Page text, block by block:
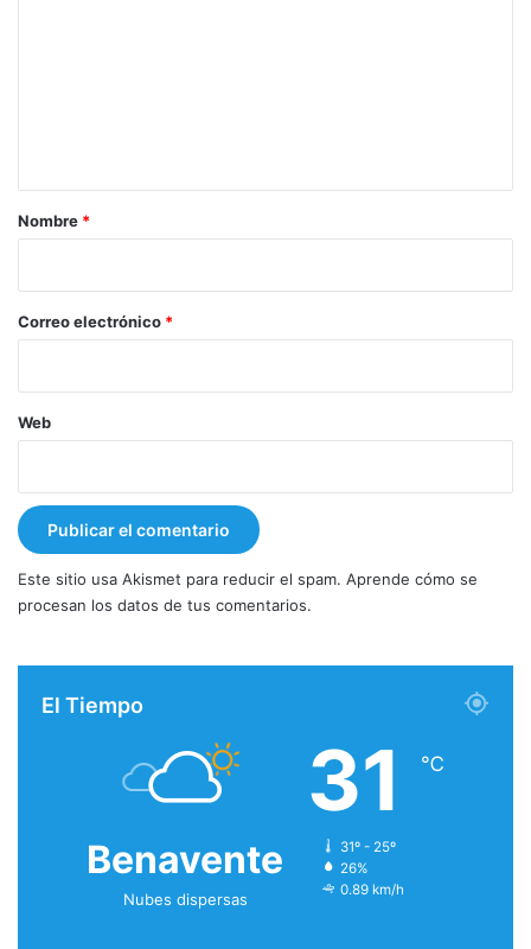
r
*
Nombre *
Correo electrónico *
Web
Este sitio usa Akismet para reducir el spam. Aprende cómo se
procesan los datos de tus comentarios.
El Tiempo
Benavente
Nubes dispersas
31 ℃
31º - 25º
26%
0.89 km/h